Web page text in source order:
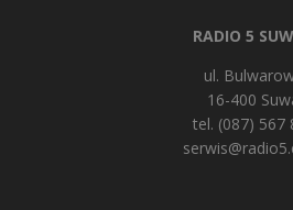
RADIO 5
ul.
16-400
tel. (087) 567